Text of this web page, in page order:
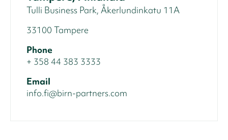
Tulli Business Park, Åkerlundinkatu 11A
33100 Tampere
Phone
+ 358 44 383 3333
Email
info.fi@birn-partners.com